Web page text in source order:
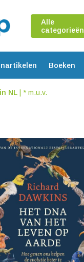
Alle
categorieën
Boeken
NL| * m.u.v.